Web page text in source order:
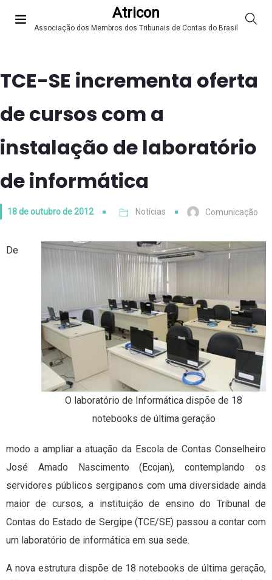
Atricon
Associação dos Membros dos Tribunais de Contas do Brasil
TCE-SE incrementa oferta
de cursos com a
instalação de laboratório
de informática
18 de outubro de 2012 Notícias Comunicação
O laboratório de Informática dispõe de 18
notebooks de última geração
De
modo a ampliar a atuação da Escola de Contas Conselheiro
José Amado Nascimento (Ecojan), contemplando os
servidores públicos sergipanos com uma diversidade ainda
maior de cursos, a instituição de ensino do Tribunal de
Contas do Estado de Sergipe (TCE/SE) passou a contar com
um laboratório de informática em sua sede.
A nova estrutura dispõe de 18 notebooks de última geração,